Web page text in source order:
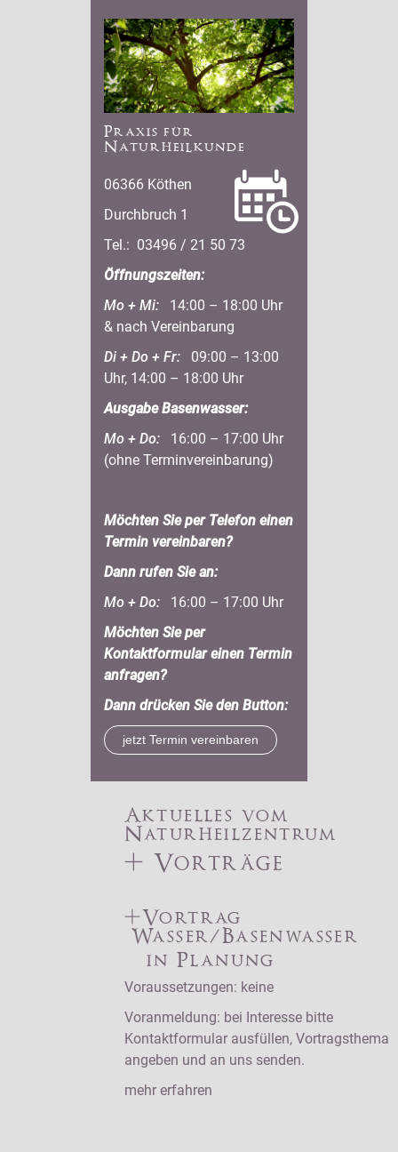
Praxis für
Naturheilkunde
06366 Köthen
Durchbruch 1
Tel.: 03496 / 21 50 73
Öffnungszeiten:
Mo + Mi: 14:00 – 18:00 Uhr
& nach Vereinbarung
Di + Do + Fr: 09:00 – 13:00
Uhr, 14:00 – 18:00 Uhr
Ausgabe Basenwasser:
Mo + Do: 16:00 – 17:00 Uhr
(ohne Terminvereinbarung)
Möchten Sie per Telefon einen
Termin vereinbaren?
Dann rufen Sie an:
Mo + Do: 16:00 – 17:00 Uhr
Möchten Sie per
Kontaktformular einen Termin
anfragen?
Dann drücken Sie den Button:
jetzt Termin vereinbaren
Aktuelles vom
Naturheilzentrum
+ Vorträge
+Vortrag
Wasser/Basenwasser
in Planung
Voraussetzungen: keine
Voranmeldung: bei Interesse bitte
Kontaktformular ausfüllen, Vortragsthema
angeben und an uns senden.
mehr erfahren